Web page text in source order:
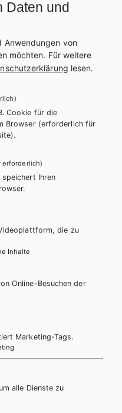
inkl.
Book Solo
Daten und
Anwendungen von
möchten. Für weitere
lesen.
Cookie für die
Browser (erforderlich für
erforderlich)
speichert Ihren
die zu
Inhalte
Online-Besuchen der
Marketing-Tags.
alle Dienste zu